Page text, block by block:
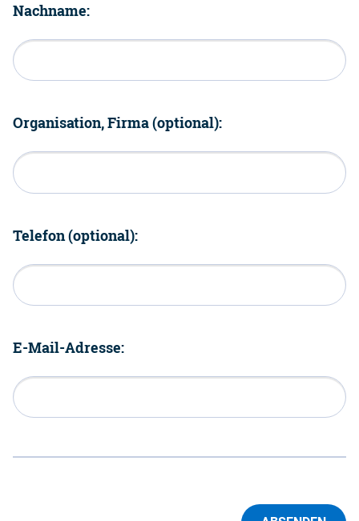
Nachname:
Organisation, Firma (optional):
Telefon (optional):
E-Mail-Adresse: